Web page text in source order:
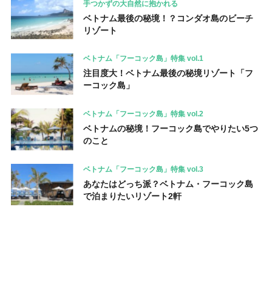
手つかずの大自然に抱かれる
ベトナム最後の秘境！？コンダオ島のビーチ
リゾート
ベトナム「フーコック島」特集 vol.1
注目度大！ベトナム最後の秘境リゾート「フ
ーコック島」
ベトナム「フーコック島」特集 vol.2
ベトナムの秘境！フーコック島でやりたい5つ
のこと
ベトナム「フーコック島」特集 vol.3
あなたはどっち派？ベトナム・フーコック島
で泊まりたいリゾート2軒